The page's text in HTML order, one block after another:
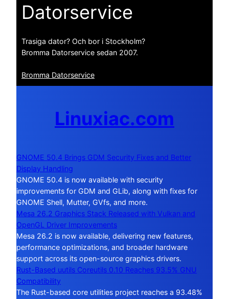
Datorservice
Trasiga dator? Och bor i Stockholm?
Bromma Datorservice sedan 2007.
Bromma Datorservice
Linuxiac.com
GNOME 50.4 Brings GDM Security Fixes and Better
Display Handling
GNOME 50.4 is now available with security
improvements for GDM and GLib, along with fixes for
GNOME Shell, Mutter, GVfs, and more.
Mesa 26.2 Graphics Stack Released with Vulkan and
OpenGL Driver Improvements
Mesa 26.2 is now available, delivering new features,
performance optimizations, and broader hardware
support across its open-source graphics drivers.
Rust-Based uutils Coreutils 0.10 Reaches 93.5% GNU
Compatibility
The Rust-based core utilities project reaches a 93.48%